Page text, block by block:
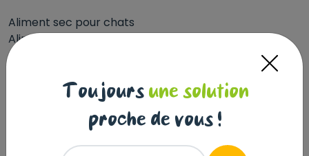
Aliment sec pour chats
Aliment complet pour chats adultes
VOTRE CHAT A-T-IL TENDANCE À PRENDRE DU POIDS
Le maintien d’un état corporel idéal et d’une masse
musculaire optimale est un aspect crucial de l’état de
Toujours une solution
proche de vous !